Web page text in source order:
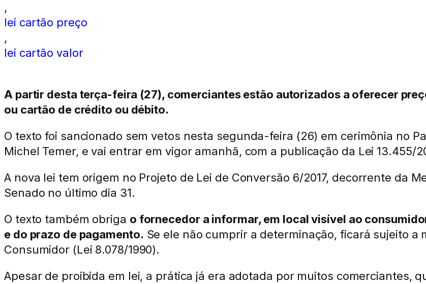
,
lei cartão preço
,
lei cartão valor
A partir desta terça-feira (27), comerciantes estão autorizados a oferecer
ou cartão de crédito ou débito.
O texto foi sancionado sem vetos nesta segunda-feira (26) em cerimônia no
Michel Temer, e vai entrar em vigor amanhã, com a publicação da Lei 13.455/
A nova lei tem origem no Projeto de Lei de Conversão 6/2017, decorrente da
Senado no último dia 31.
O texto também obriga o fornecedor a informar, em local visível ao
e do prazo de pagamento. Se ele não cumprir a determinação, ficará sujeito a
Consumidor (Lei 8.078/1990).
Apesar de proibida em lei, a prática já era adotada por muitos comerciantes,